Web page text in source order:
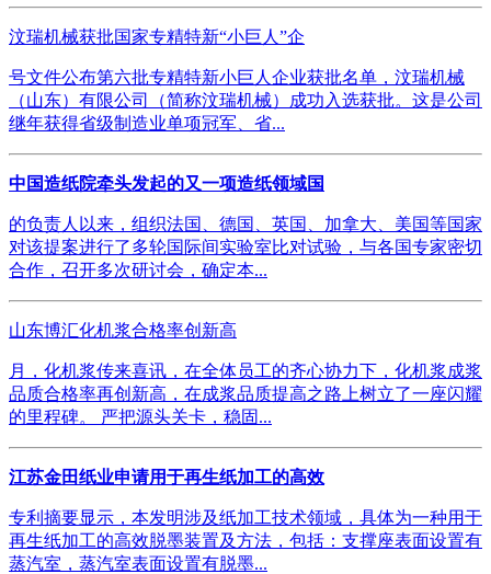
汶瑞机械获批国家专精特新“小巨人”企
号文件公布第六批专精特新小巨人企业获批名单，汶瑞机械
（山东）有限公司（简称汶瑞机械）成功入选获批。这是公司
继年获得省级制造业单项冠军、省...
中国造纸院牵头发起的又一项造纸领域国
的负责人以来，组织法国、德国、英国、加拿大、美国等国家
对该提案进行了多轮国际间实验室比对试验，与各国专家密切
合作，召开多次研讨会，确定本...
山东博汇化机浆合格率创新高
月，化机浆传来喜讯，在全体员工的齐心协力下，化机浆成浆
品质合格率再创新高，在成浆品质提高之路上树立了一座闪耀
的里程碑。 严把源头关卡，稳固...
江苏金田纸业申请用于再生纸加工的高效
专利摘要显示，本发明涉及纸加工技术领域，具体为一种用于
再生纸加工的高效脱墨装置及方法，包括：支撑座表面设置有
蒸汽室，蒸汽室表面设置有脱墨...